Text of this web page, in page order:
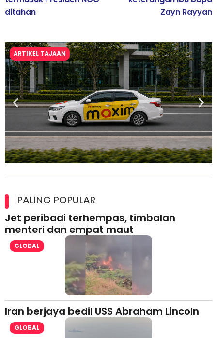
ditahan
Zayn Rayyan
ARTIKEL TAJAAN
lesen separuh pertama 2026
PALING POPULAR
Jet peribadi terhempas, timbalan
menteri dan empat maut
GLOBAL
Iran berjaya bedil USS Abraham Lincoln
GLOBAL